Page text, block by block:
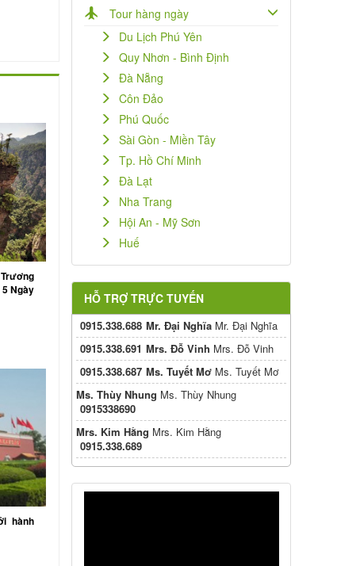
Ngày
hành
Tour hàng ngày
Du Lịch Phú Yên
Quy Nhơn - Bình Định
Đà Nẵng
Côn Đảo
Phú Quốc
Sài Gòn - Miền Tây
Tp. Hồ Chí Minh
Đà Lạt
Nha Trang
Hội An - Mỹ Sơn
Huế
HỖ TRỢ TRỰC TUYẾN
Mr. Đại NghĩaMr. Đại Nghĩa
0915.338.688
Mrs. Đỗ Vinh Mrs. Đỗ Vinh
0915.338.691
Ms. Tuyết MơMs. Tuyết Mơ
0915.338.687
Ms. Thùy Nhung Ms. Thùy Nhung
0915338690
Mrs. Kim Hằng Mrs. Kim Hằng
0915.338.689